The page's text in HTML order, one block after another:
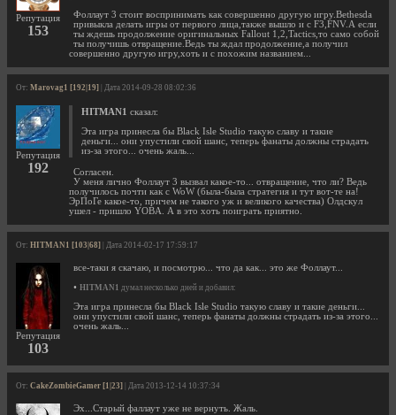
Репутация
153
Фоллаут 3 стоит воспринимать как совершенно другую игру.Bethesda
привыкла делать игры от первого лица,также вышло и с F3,FNV.А если
ты ждешь продолжение оригинальных Fallout 1,2,Tactics,то само собой
ты получишь отвращение.Ведь ты ждал продолжение,а получил
совершенно другую игру,хоть и с похожим названием...
От: Marovag1 [192|19] | Дата 2014-09-28 08:02:36
Репутация
192
HITMAN1 сказал:
Эта игра принесла бы Black Isle Studio такую славу и такие
деньги... они упустили свой шанс, теперь фанаты должны страдать
из-за этого... очень жаль...
Согласен.
У меня лично Фоллаут 3 вызвал какое-то... отвращение, что ли? Ведь
получилось почти как с WoW (была-была стратегия и тут вот-те на!
ЭрПоГе какое-то, причем не такого уж и великого качества) Олдскул
ушел - пришло YOBA. А в это хоть поиграть приятно.
От: HITMAN1 [103|68] | Дата 2014-02-17 17:59:17
Репутация
103
все-таки я скачаю, и посмотрю... что да как... это же Фоллаут...
• HITMAN1 думал несколько дней и добавил:
Эта игра принесла бы Black Isle Studio такую славу и такие деньги...
они упустили свой шанс, теперь фанаты должны страдать из-за этого...
очень жаль...
От: CakeZombieGamer [1|23] | Дата 2013-12-14 10:37:34
Эх...Старый фаллаут уже не вернуть. Жаль.